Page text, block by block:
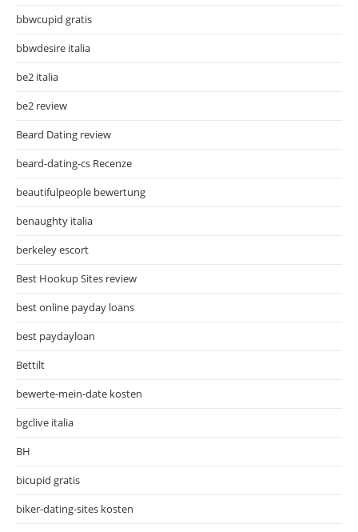
bbwcupid gratis
bbwdesire italia
be2 italia
be2 review
Beard Dating review
beard-dating-cs Recenze
beautifulpeople bewertung
benaughty italia
berkeley escort
Best Hookup Sites review
best online payday loans
best paydayloan
Bettilt
bewerte-mein-date kosten
bgclive italia
BH
bicupid gratis
biker-dating-sites kosten